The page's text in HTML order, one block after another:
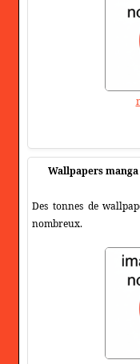
Wallpapers manga
Des tonnes de
nombreux.